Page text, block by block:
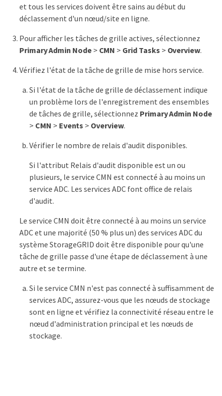
et tous les services doivent être sains au début du
déclassement d'un nœud/site en ligne.
Pour afficher les tâches de grille actives, sélectionnez
Primary Admin Node> CMN > Grid Tasks > Overview.
Vérifiez l'état de la tâche de grille de mise hors service.
Si l'état de la tâche de grille de déclassement indique
un problème lors de l'enregistrement des ensembles
de tâches de grille, sélectionnez Primary Admin Node
> CMN > Events > Overview.
Vérifier le nombre de relais d'audit disponibles.
Si l'attribut Relais d'audit disponible est un ou
plusieurs, le service CMN est connecté à au moins un
service ADC. Les services ADC font office de relais
d'audit.
Le service CMN doit être connecté à au moins un service
ADC et une majorité (50 % plus un) des services ADC du
système StorageGRID doit être disponible pour qu'une
tâche de grille passe d'une étape de déclassement à une
autre et se termine.
Si le service CMN n'est pas connecté à suffisamment de
services ADC, assurez-vous que les nœuds de stockage
sont en ligne et vérifiez la connectivité réseau entre le
nœud d'administration principal et les nœuds de
stockage.